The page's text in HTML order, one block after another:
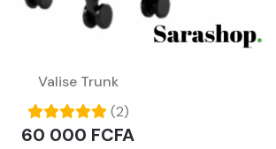
Valise Trunk
(2)
60 000 FCFA